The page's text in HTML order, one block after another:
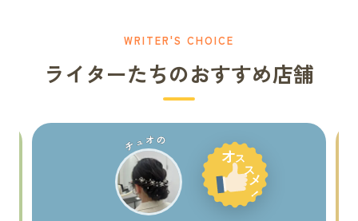
WRITER'S CHOICE
ライターたちのおすすめ店舗
チュオの